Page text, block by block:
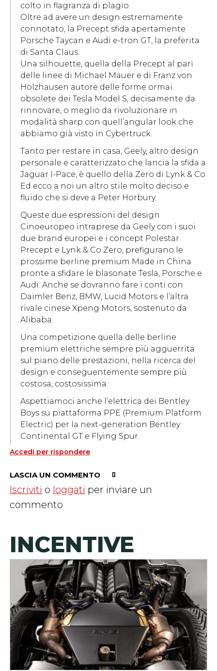
colto in flagranza di plagio.
Oltre ad avere un design estremamente
connotato, la Precept sfida apertamente
Porsche Taycan e Audi e-tron GT, la preferita
di Santa Claus.
Una silhouette, quella della Precept al pari
delle linee di Michael Mauer e di Franz von
Holzhausen autore delle forme ormai
obsolete dei Tesla Model S, decisamente da
rinnovare, o meglio da rivoluzionare in
modalità sharp con quell’angular look che
abbiamo già visto in Cybertruck.
Tanto per restare in casa, Geely, altro design
personale e caratterizzato che lancia la sfida a
Jaguar I-Pace, è quello della Zero di Lynk & Co.
Ed ecco a noi un altro stile molto deciso e
fluido che si deve a Peter Horbury.
Queste due espressioni del design
Cinoeuropeo intraprese da Geely con i suoi
due brand europei e i concept Polestar
Precept e Lynk & Co Zero, prefigurano le
prossime berline premium Made in China
pronte a sfidare le blasonate Tesla, Porsche e
Audi. Anche se dovranno fare i conti con
Daimler Benz, BMW, Lucid Motors e l’altra
rivale cinese Xpeng Motors, sostenuto da
Alibaba.
Una competizione quella delle berline
premium elettriche sempre più agguerrita
sul piano delle prestazioni, nella ricerca del
design e conseguentemente sempre più
costosa, costosissima.
Aspettiamoci anche l’elettrica dei Bentley
Boys su piattaforma PPE (Premium Platform
Electric) per la next-generation Bentley
Continental GT e Flying Spur.
Accedi per rispondere
LASCIA UN COMMENTO
Iscriviti o loggati per inviare un
commento
INCENTIVE